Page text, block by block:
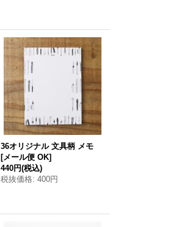
36オリジナル 文具柄 メモ
[メール便 OK]
440円(税込)
税抜価格: 400円